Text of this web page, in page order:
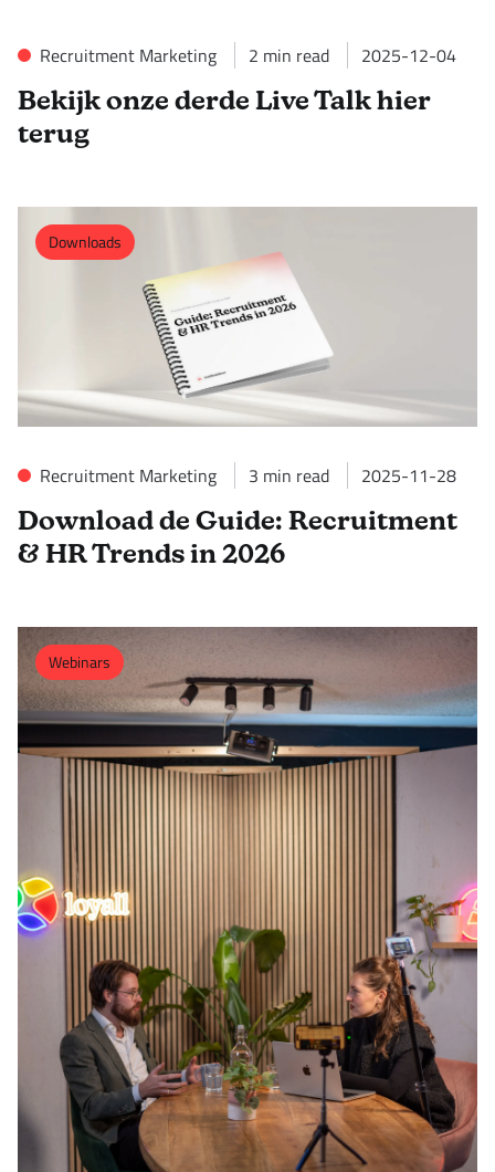
Recruitment Marketing 2 min read 2025-12-04
Bekijk onze derde Live Talk hier
terug
Downloads
Recruitment Marketing 3 min read 2025-11-28
Download de Guide: Recruitment
& HR Trends in 2026
Webinars